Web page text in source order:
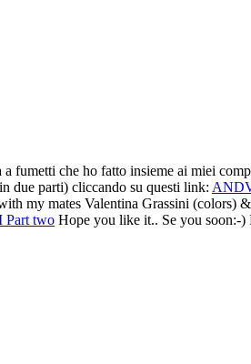
che ho fatto insieme ai miei
due parti) cliccando su questi link:
my mates Valentina Grassini (colors)
two Hope you like it.. Se you soon:-)